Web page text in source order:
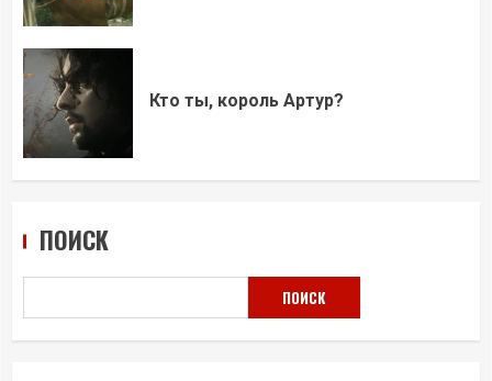
Кто ты, король Артур?
ПОИСК
ПОИСК